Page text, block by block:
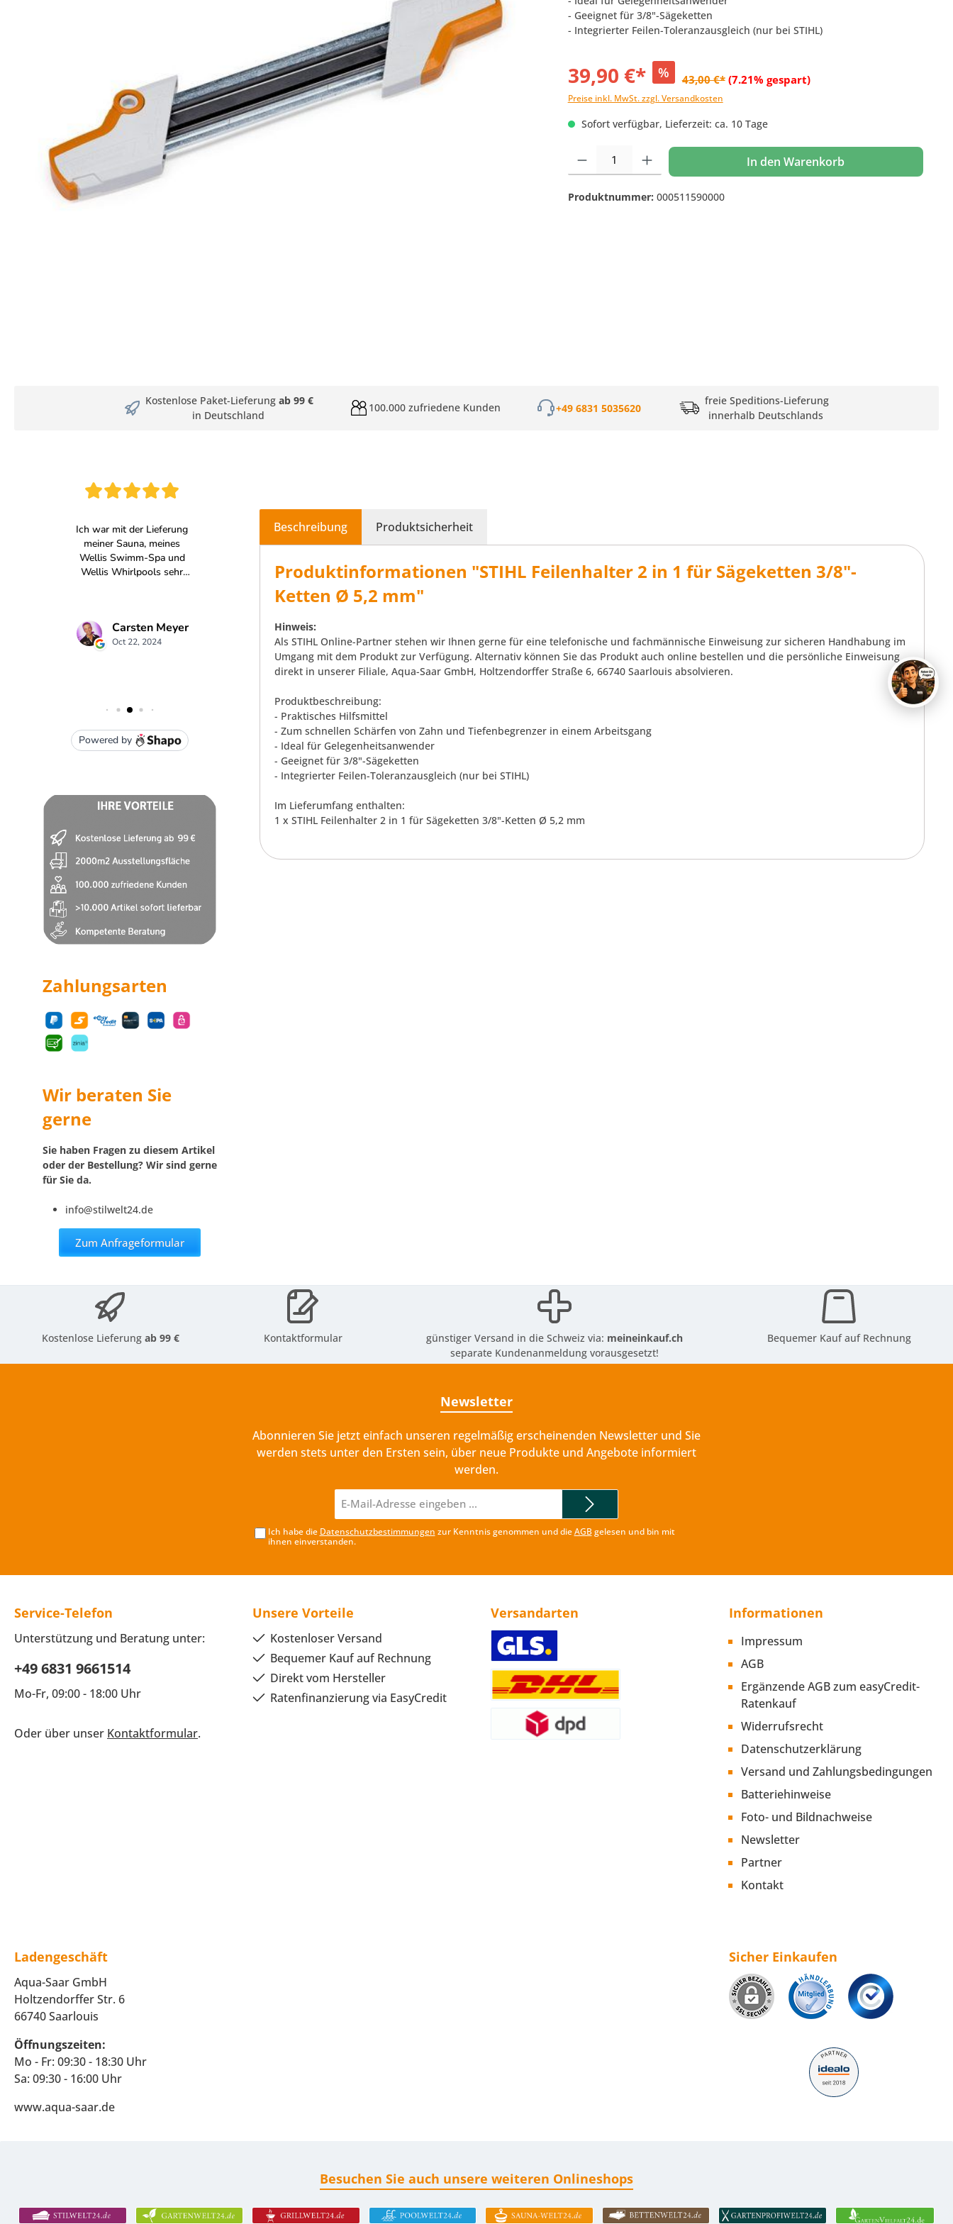
- Geeignet für 3/8"-Sägeketten
- Integrierter Feilen-Toleranzausgleich (nur bei STIHL)
39,90 €* % 43,00 €* (7.21% gespart)
Preise inkl. MwSt. zzgl. Versandkosten
Sofort verfügbar, Lieferzeit: ca. 10 Tage
Produkt Anzahl: Gib den gewünschten Wert ein oder benutze die Schaltflächen um die
In den Warenkorb
Produktnummer: 000511590000
Kostenlose Paket-Lieferung ab 99 €
in Deutschland
100.000 zufriedene Kunden +49 6831 5035620
freie Speditions-Lieferung
innerhalb Deutschlands
Zahlungsarten
Wir beraten Sie
gerne
Sie haben Fragen zu diesem Artikel
oder der Bestellung? Wir sind gerne
für Sie da.
info@stilwelt24.de
Zum Anfrageformular
Beschreibung Produktsicherheit
Produktinformationen "STIHL Feilenhalter 2 in 1 für Sägeketten 3/8"-
Ketten Ø 5,2 mm"
Hinweis:
Als STIHL Online-Partner stehen wir Ihnen gerne für eine telefonische und fachmännische Einweisung zur sicheren Handhabung im
Umgang mit dem Produkt zur Verfügung. Alternativ können Sie das Produkt auch online bestellen und die persönliche Einweisung
direkt in unserer Filiale, Aqua-Saar GmbH, Holtzendorffer Straße 6, 66740 Saarlouis absolvieren.
Produktbeschreibung:
- Praktisches Hilfsmittel
- Zum schnellen Schärfen von Zahn und Tiefenbegrenzer in einem Arbeitsgang
- Ideal für Gelegenheitsanwender
- Geeignet für 3/8"-Sägeketten
- Integrierter Feilen-Toleranzausgleich (nur bei STIHL)
Im Lieferumfang enthalten:
1 x STIHL Feilenhalter 2 in 1 für Sägeketten 3/8"-Ketten Ø 5,2 mm
Kostenlose Lieferungab 99 € Kontaktformular günstiger Versand in die Schweiz via: meineinkauf.ch
separate Kundenanmeldung vorausgesetzt!
Bequemer Kauf auf Rechnung
Newsletter
Abonnieren Sie jetzt einfach unseren regelmäßig erscheinenden Newsletter und Sie
werden stets unter den Ersten sein, über neue Produkte und Angebote informiert
werden.
Mail-
Adresse*
Ich habe die Datenschutzbestimmungen zur Kenntnis genommen und dieAGBgelesen und bin mit
ihnen einverstanden.
Service-Telefon
Unterstützung und Beratung unter:
+49 6831 9661514
Mo-Fr, 09:00 - 18:00 Uhr
Oder über unser Kontaktformular.
Unsere Vorteile
Kostenloser Versand
Bequemer Kauf auf Rechnung
Direkt vom Hersteller
Ratenfinanzierung via EasyCredit
Versandarten Informationen
Impressum
AGB
Ergänzende AGB zum easyCredit-
Ratenkauf
Widerrufsrecht
Datenschutzerklärung
Versand und Zahlungsbedingungen
Batteriehinweise
Foto- und Bildnachweise
Newsletter
Partner
Kontakt
Ladengeschäft
Aqua-Saar GmbH
Holtzendorffer Str. 6
66740 Saarlouis
Öffnungszeiten:
Mo - Fr: 09:30 - 18:30 Uhr
Sa: 09:30 - 16:00 Uhr
www.aqua-saar.de
Sicher Einkaufen
Besuchen Sie auch unsere weiteren Onlineshops